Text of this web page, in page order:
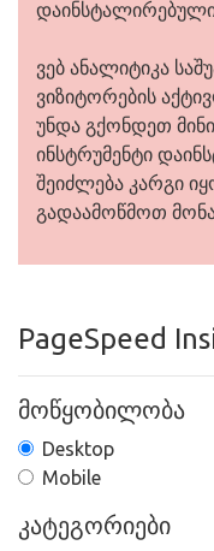
დაინსტალირებული
ვებ ანალიტიკა
ვიზიტორების
უნდა გქონდეთ
ინსტრუმენტი
შეიძლება კარგი
გადაამოწმოთ
PageSpeed
მოწყობილობა
Desktop
Mobile
კატეგორიები